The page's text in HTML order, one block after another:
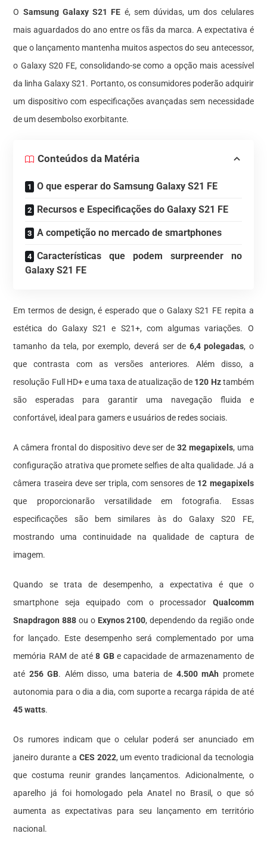
O Samsung Galaxy S21 FE é, sem dúvidas, um dos celulares
mais aguardados do ano entre os fãs da marca. A expectativa é
que o lançamento mantenha muitos aspectos do seu antecessor,
o Galaxy S20 FE, consolidando-se como a opção mais acessível
da linha Galaxy S21. Portanto, os consumidores poderão adquirir
um dispositivo com especificações avançadas sem necessidade
de um desembolso exorbitante.
Conteúdos da Matéria
O que esperar do Samsung Galaxy S21 FE
Recursos e Especificações do Galaxy S21 FE
A competição no mercado de smartphones
Características que podem surpreender no
Galaxy S21 FE
Em termos de design, é esperado que o Galaxy S21 FE repita a
estética do Galaxy S21 e S21+, com algumas variações. O
tamanho da tela, por exemplo, deverá ser de 6,4 polegadas, o
que contrasta com as versões anteriores. Além disso, a
resolução Full HD+ e uma taxa de atualização de 120 Hztambém
são esperadas para garantir uma navegação fluida e
confortável, ideal para gamers e usuários de redes sociais.
A câmera frontal do dispositivo deve ser de 32 megapixels, uma
configuração atrativa que promete selfies de alta qualidade. Já a
câmera traseira deve ser tripla, com sensores de 12 megapixels
que proporcionarão versatilidade em fotografia. Essas
especificações são bem similares às do Galaxy S20 FE,
mostrando uma continuidade na qualidade de captura de
imagem.
Quando se trata de desempenho, a expectativa é que o
smartphone seja equipado com o processador Qualcomm
Snapdragon 888 ou o Exynos 2100, dependendo da região onde
for lançado. Este desempenho será complementado por uma
memória RAM de até8 GBe capacidade de armazenamento de
até 256 GB. Além disso, uma bateria de 4.500 mAh promete
autonomia para o dia a dia, com suporte a recarga rápida de até
45 watts.
Os rumores indicam que o celular poderá ser anunciado em
janeiro durante a CES 2022, um evento tradicional da tecnologia
que costuma reunir grandes lançamentos. Adicionalmente, o
aparelho já foi homologado pela Anatel no Brasil, o que só
aumenta as expectativas para seu lançamento em território
nacional.